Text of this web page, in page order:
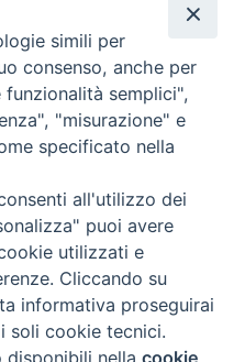
- C.F96600690588- Tutti i
- Credits
simili per
consenso, anche per
semplici",
"misurazione" e
specificato nella
all'utilizzo dei
puoi avere
utilizzati e
Cliccando su
informativa proseguirai
soli cookie tecnici.